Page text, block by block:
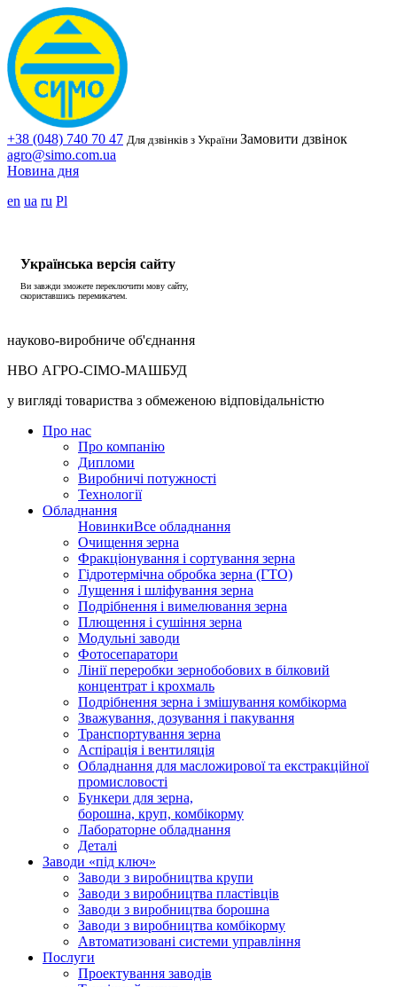
+38 (048) 740 70 47 Для дзвінків з України Замовити дзвінок
agro@simo.com.ua
Новина дня
en ua ru Pl
Українська версія сайту
Ви завжди зможете переключити мову сайту,
скориставшись перемикачем.
науково-виробниче об'єднання
НВО АГРО-СІМО-МАШБУД
у вигляді товариства з обмеженою відповідальністю
Про нас
Про компанію
Дипломи
Виробничі потужності
Технології
Обладнання
НовинкиВсе обладнання
Очищення зерна
Фракціонування і сортування зерна
Гідротермічна обробка зерна (ГТО)
Лущення і шліфування зерна
Подрібнення і вимелювання зерна
Плющення і сушіння зерна
Модульні заводи
Фотосепаратори
Лінії переробки зернобобових в білковий
концентрат і крохмаль
Подрібнення зерна і змішування комбікорма
Зважування, дозування і пакування
Транспортування зерна
Аспірація і вентиляція
Обладнання для масложирової та екстракційної
промисловості
Бункери для зерна,
борошна, круп, комбікорму
Лабораторне обладнання
Деталі
Заводи «під ключ»
Заводи з виробництва крупи
Заводи з виробництва пластівців
Заводи з виробництва борошна
Заводи з виробництва комбікорму
Автоматизовані системи управління
Послуги
Проектування заводів